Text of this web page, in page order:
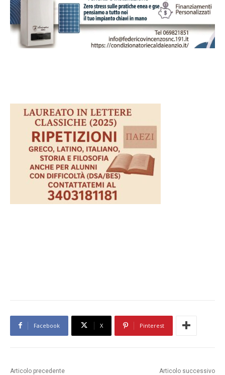
Facebook X Pinterest
Articolo precedente Articolo successivo